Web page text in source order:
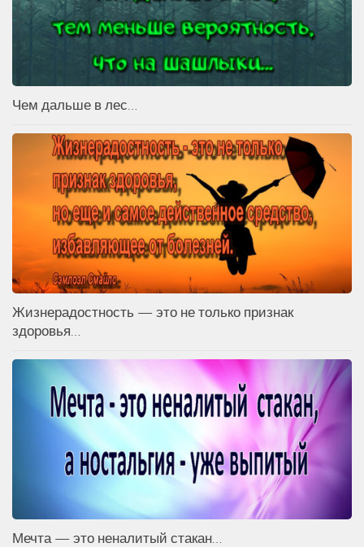
Чем дальше в лес…
Жизнерадостность — это не только признак
здоровья…
Мечта — это неналитый стакан…